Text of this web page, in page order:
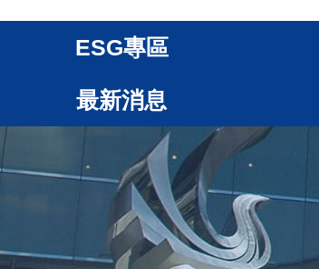
ESG專區
最新消息